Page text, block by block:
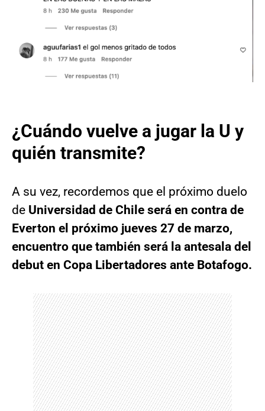
¿Cuándo vuelve a jugar la U y
quién transmite?
A su vez, recordemos que el próximo duelo
de Universidad de Chile será en contra de
Everton el próximo jueves 27 de marzo,
encuentro que también será la antesala del
debut en Copa Libertadores ante Botafogo.